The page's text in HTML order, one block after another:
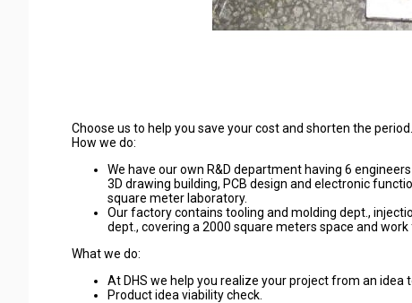
Choose us to help you save your cost and shorten the period.
How we do:
We have our own R&D department having 6
3D drawing building, PCB design and electronic
square meter laboratory.
Our factory contains tooling and molding dept.,
dept., covering a 2000 square meters space and
What we do:
At DHS we help you realize your project from an idea
Product idea viability check.